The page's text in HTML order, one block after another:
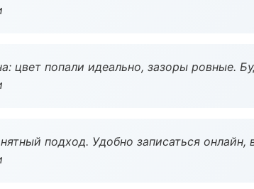
цвет попали идеально, зазоры ровные.
подход. Удобно записаться онлайн,